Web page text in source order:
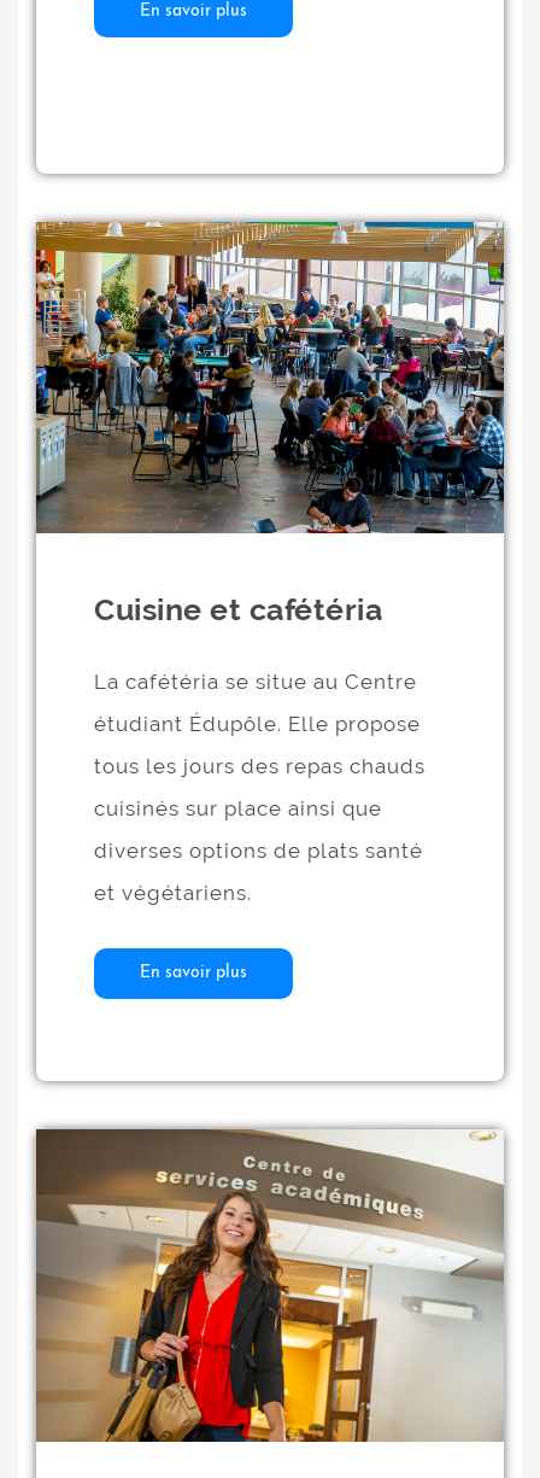
En savoir plus
Cuisine et cafétéria
La cafétéria se situe au Centre
étudiant Édupôle. Elle propose
tous les jours des repas chauds
cuisinés sur place ainsi que
diverses options de plats santé
et végétariens.
En savoir plus